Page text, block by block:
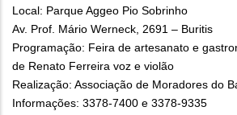
Local: Parque Aggeo Pio Sobrinho
Av. Prof. Mário Werneck, 2691 – Buritis
Programação: Feira de artesanato e
de Renato Ferreira voz e violão
Realização: Associação de Moradores do
Informações: 3378-7400 e 3378-9335